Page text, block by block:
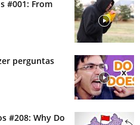
#001: From
perguntas
#208: Why Do